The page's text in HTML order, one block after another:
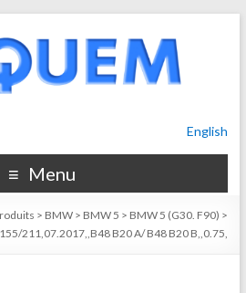
English
Menu
> BMW > BMW 5 > BMW 5 (G30. F90) >
211,07.2017,,B48 B20 A/ B48 B20 B,,0.75,